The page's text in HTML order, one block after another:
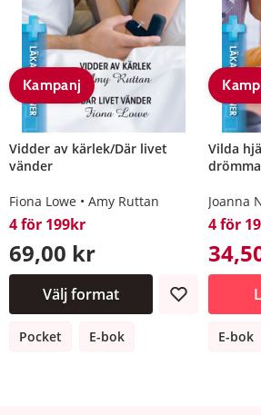
Kampanj
Vidder av kärlek/Där livet
vänder
Fiona Lowe Amy Ruttan
4 för 199kr
69,00 kr
Välj format
Pocket E-bok
Vilda
Joanna
4 för
E-bok